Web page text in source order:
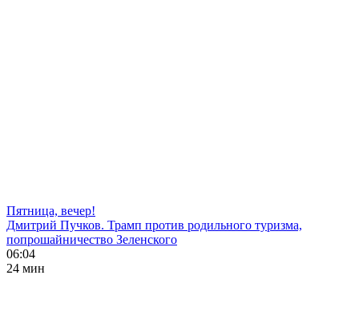
Пятница, вечер!
Дмитрий Пучков. Трамп против родильного туризма,
попрошайничество Зеленского
06:04
24 мин